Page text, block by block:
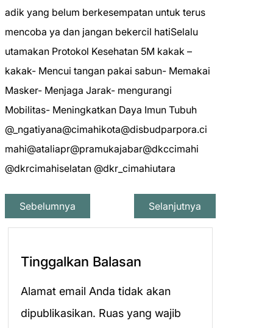
adik yang belum berkesempatan untuk terus
mencoba ya dan jangan bekercil hatiSelalu
utamakan Protokol Kesehatan 5M kakak –
kakak- Mencui tangan pakai sabun- Memakai
Masker- Menjaga Jarak- mengurangi
Mobilitas- Meningkatkan Daya Imun Tubuh
@_ngatiyana@cimahikota@disbudparpora.ci
mahi@ataliapr@pramukajabar@dkccimahi
@dkrcimahiselatan @dkr_cimahiutara
Sebelumnya Selanjutnya
Tinggalkan Balasan
Alamat email Anda tidak akan
dipublikasikan. Ruas yang wajib